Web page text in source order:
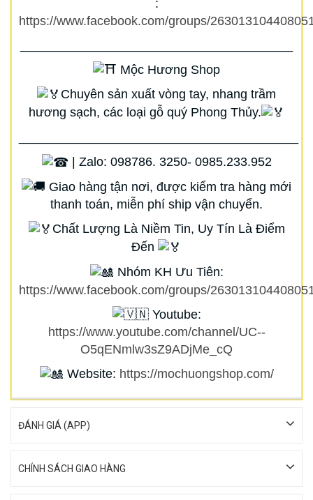
:
https://www.facebook.com/groups/
Mộc Hương Shop
Chuyên sản xuất vòng tay, nhang trầm
hương sạch, các loại gỗ quý Phong Thủy.
| Zalo: 098786. 3250- 0985.233.952
Giao hàng tận nơi, được kiểm tra hàng mới
thanh toán, miễn phí ship vận chuyển.
Chất Lượng Là Niềm Tin, Uy Tín Là Điểm
Đến
Nhóm KH Ưu Tiên:
https://www.facebook.com/groups/
Youtube:
https://www.youtube.com/channel/UC--
O5qENmlw3sZ9ADjMe_cQ
Website: https://mochuongshop.com/
ĐÁNH GIÁ (APP)
CHÍNH SÁCH GIAO HÀNG